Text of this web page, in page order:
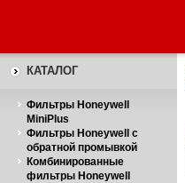
КАТАЛОГ
Фильтры Honeywell
MiniPlus
Фильтры Honeywell с
обратной промывкой
Комбинированные
фильтры Honeywell